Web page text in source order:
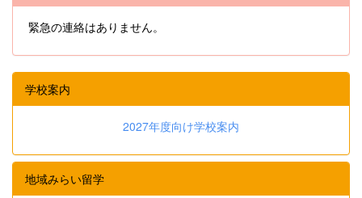
緊急の連絡はありません。
学校案内
2027年度向け学校案内
地域みらい留学